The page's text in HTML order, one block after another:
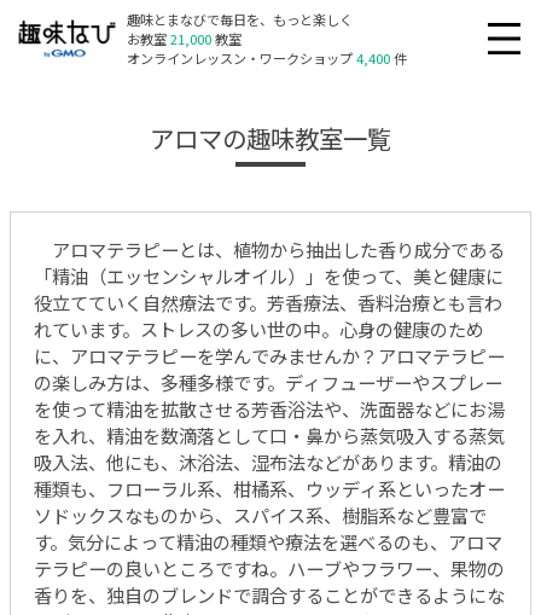
趣味とまなびで毎日を、もっと楽しく
お教室21,000教室
オンラインレッスン・ワークショップ4,400件
アロマの趣味教室一覧
アロマテラピーとは、植物から抽出した香り成分である
「精油（エッセンシャルオイル）」を使って、美と健康に
役立てていく自然療法です。芳香療法、香料治療とも言わ
れています。ストレスの多い世の中。心身の健康のため
に、アロマテラピーを学んでみませんか？アロマテラピー
の楽しみ方は、多種多様です。ディフューザーやスプレー
を使って精油を拡散させる芳香浴法や、洗面器などにお湯
を入れ、精油を数滴落として口・鼻から蒸気吸入する蒸気
吸入法、他にも、沐浴法、湿布法などがあります。精油の
種類も、フローラル系、柑橘系、ウッディ系といったオー
ソドックスなものから、スパイス系、樹脂系など豊富で
す。気分によって精油の種類や療法を選べるのも、アロマ
テラピーの良いところですね。ハーブやフラワー、果物の
香りを、独自のブレンドで調合することができるようにな